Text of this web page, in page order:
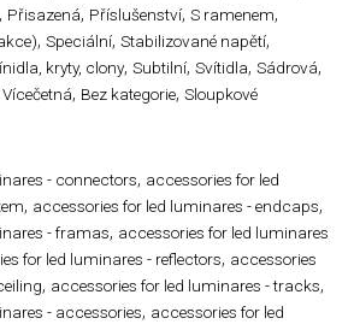
, Přisazená, Příslušenství, S ramenem,
, Speciální, Stabilizované napětí,
kryty, clony, Subtilní, Svítidla, Sádrová,
Vícečetná, Bez kategorie, Sloupkové
- connectors, accessories for led
, accessories for led luminares - endcaps,
- framas, accessories for led luminares
for led luminares - reflectors, accessories
, accessories for led luminares - tracks,
- accessories, accessories for led